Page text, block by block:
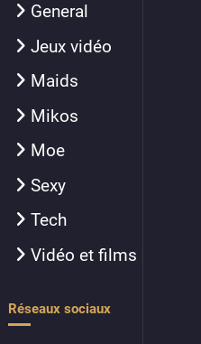
General
Jeux vidéo
Maids
Mikos
Moe
Sexy
Tech
Vidéo et films
Réseaux sociaux